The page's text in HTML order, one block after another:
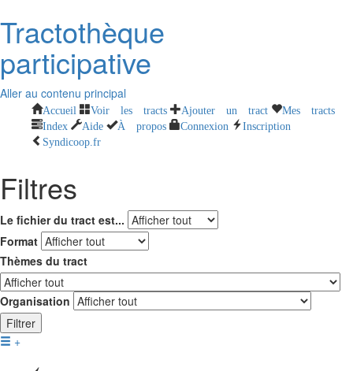
Tractothèque
participative
Aller au contenu principal
Accueil Voir les tracts Ajouter un tract
Mes tracts
Index
Aide À propos Connexion
Inscription
Syndicoop.fr
Filtres
Le fichier du tract est...
Format
Thèmes du tract
Organisation
Filtrer
+